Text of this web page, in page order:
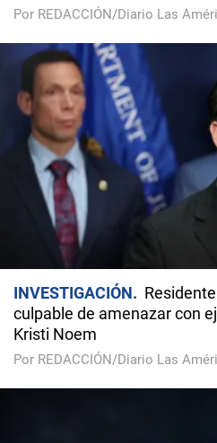
Por REDACCIÓN/Diario Las
INVESTIGACIÓN
culpable de amenazar con
Kristi Noem
Por REDACCIÓN/Diario Las